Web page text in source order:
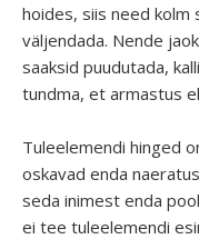
hoides, siis need kolm
väljendada. Nende
saaksid puudutada,
tundma, et armastus
Tuleelemendi hinged
oskavad enda
seda inimest enda
ei tee tuleelemendi